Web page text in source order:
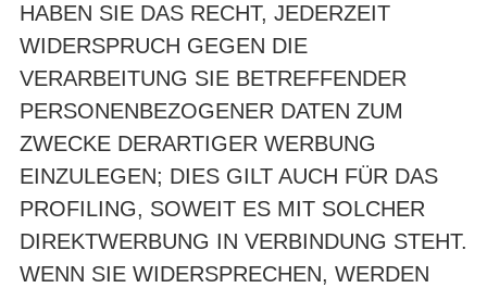
HABEN SIE DAS RECHT, JEDERZEIT
WIDERSPRUCH GEGEN DIE
VERARBEITUNG SIE BETREFFENDER
PERSONENBEZOGENER DATEN ZUM
ZWECKE DERARTIGER WERBUNG
EINZULEGEN; DIES GILT AUCH FÜR DAS
PROFILING, SOWEIT ES MIT SOLCHER
DIREKTWERBUNG IN VERBINDUNG STEHT.
WENN SIE WIDERSPRECHEN, WERDEN